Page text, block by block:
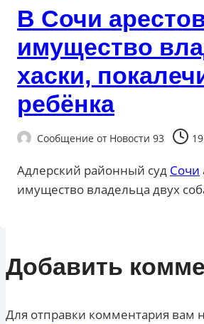
В Сочи
имущество
хаски,
ребёнка
Сообщение от Новости 93
Адлерский районный суд Сочи
имущество владельца двух
Добавить
Для отправки комментария вам